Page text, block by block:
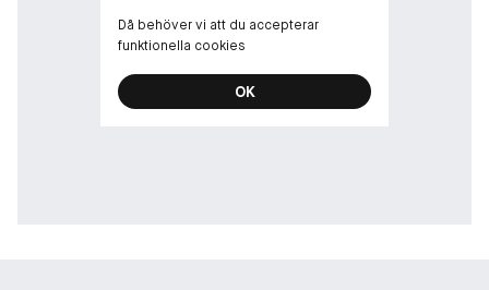
Då behöver vi att du accepterar
funktionella cookies
OK